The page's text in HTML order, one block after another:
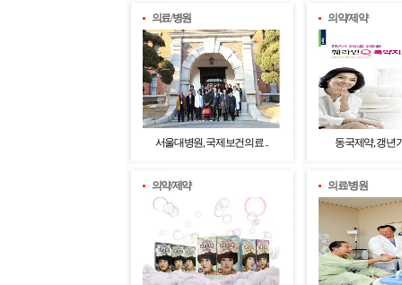
의료/병원
서울대병원, 국제보건의료 ..
의약/제약
동국제약, 갱년
의약/제약 의료/병원